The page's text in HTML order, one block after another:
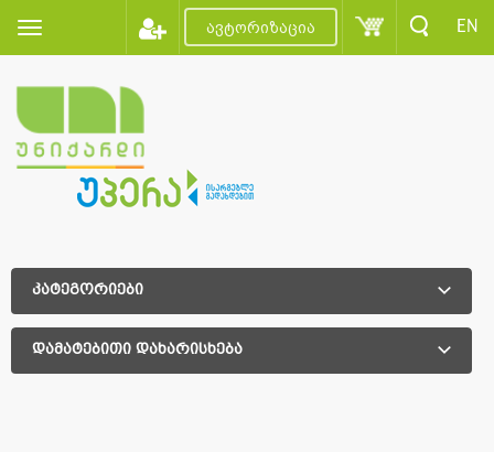
ავტორიზაცია EN
კატეგორიები
დამატებითი დახარისხება